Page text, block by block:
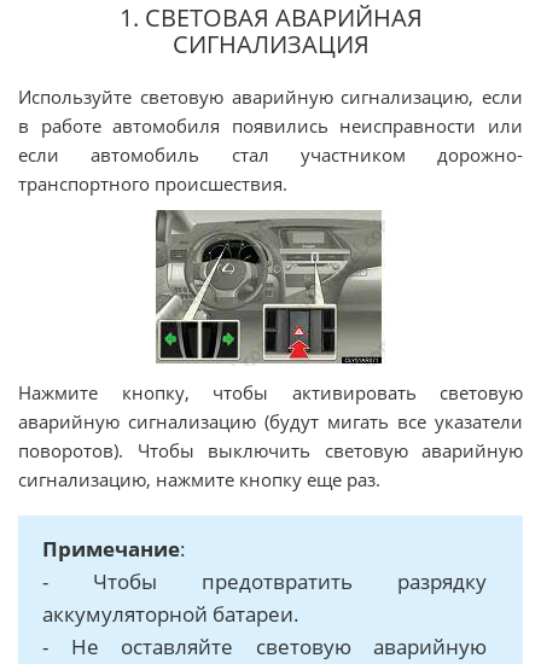
1. СВЕТОВАЯ АВАРИЙНАЯ
СИГНАЛИЗАЦИЯ
Используйте световую аварийную сигнализацию, если
в работе автомобиля появились неисправности или
если автомобиль стал участником дорожно-
транспортного происшествия.
Нажмите кнопку, чтобы активировать световую
аварийную сигнализацию (будут мигать все указатели
поворотов). Чтобы выключить световую аварийную
сигнализацию, нажмите кнопку еще раз.
Примечание:
- Чтобы предотвратить разрядку
аккумуляторной батареи.
- Не оставляйте световую аварийную